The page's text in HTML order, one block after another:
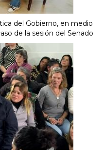
del Gobierno, en medio
de la sesión del Senado